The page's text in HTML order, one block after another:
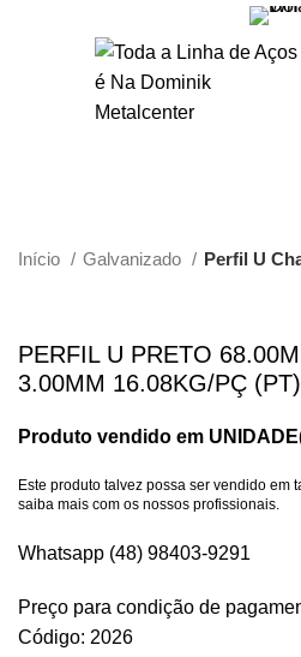
Início Galvanizado Perfil U
PERFIL U PRETO
3.00MM 16.08KG/PÇ
Produto vendido em
Este produto talvez possa ser vendido em
saiba mais com os nossos profissionais.
Whatsapp (48) 98403-9291
Preço para condição de
Código: 2026